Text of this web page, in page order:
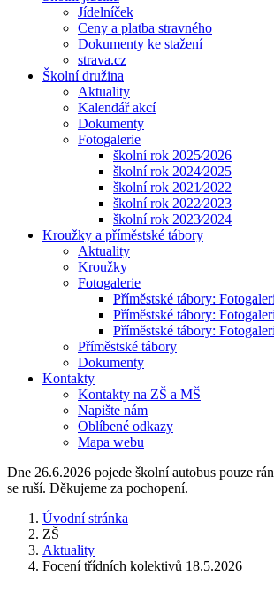
Jídelníček
Ceny a platba stravného
Dokumenty ke stažení
strava.cz
Školní družina
Aktuality
Kalendář akcí
Dokumenty
Fotogalerie
školní rok 2025⁄2026
školní rok 2024⁄2025
školní rok 2021⁄2022
školní rok 2022⁄2023
školní rok 2023⁄2024
Kroužky a příměstské tábory
Aktuality
Kroužky
Fotogalerie
Příměstské tábory:
Příměstské tábory:
Příměstské tábory:
Příměstské tábory
Dokumenty
Kontakty
Kontakty na ZŠ a MŠ
Napište nám
Oblíbené odkazy
Mapa webu
Dne 26.6.2026 pojede školní autobus pouze
se ruší. Děkujeme za pochopení.
Úvodní stránka
ZŠ
Aktuality
Focení třídních kolektivů 18.5.2026